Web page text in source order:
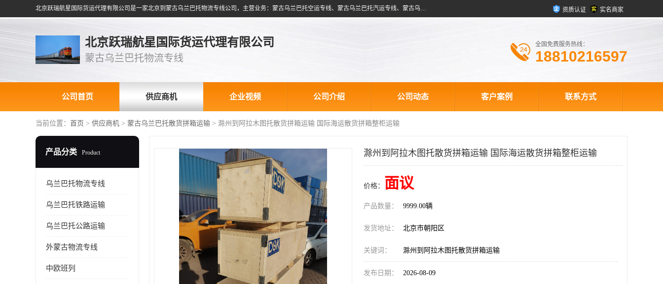
北京跃瑞航星国际货运代理有限公司是一家北京到蒙古乌兰巴托物流专线公司，主营业务：蒙古乌兰巴托空运专线、蒙古乌兰巴托汽运专线、蒙古乌兰巴托散货拼箱、蒙古乌兰巴托双清包税、蒙古乌兰巴托铁路运输等运输服务。以北京为中心服务于全国各地，运输能力及代理网络覆盖蒙古、俄罗斯、中亚五国各主要城市及站点。 资质认证 实名商家
北京跃瑞航星国际货运代理有限公司
蒙古乌兰巴托物流专线
全国免费服务热线：
18810216597
公司首页 供应商机 企业视频 公司介绍 公司动态 客户案例 联系方式
当前位置： 首页 > 供应商机 > 蒙古乌兰巴托散货拼箱运输 > 滁州到阿拉木图托散货拼箱运输 国际海运散货拼箱整柜运输
产品分类 Product
乌兰巴托物流专线
乌兰巴托铁路运输
乌兰巴托公路运输
外蒙古物流专线
中欧班列
滁州到阿拉木图托散货拼箱运输 国际海运散货拼箱整柜运输
价格： 面议
产品数量： 9999.00辆
发货地址： 北京市朝阳区
关键词： 滁州到阿拉木图托散货拼箱运输
发布日期： 2026-08-09